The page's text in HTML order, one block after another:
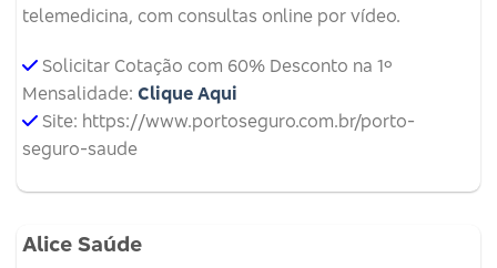
telemedicina, com consultas online por vídeo.
Solicitar Cotação com 60% Desconto na 1º
Mensalidade: Clique Aqui
Site: https://www.portoseguro.com.br/porto-
seguro-saude
Alice Saúde